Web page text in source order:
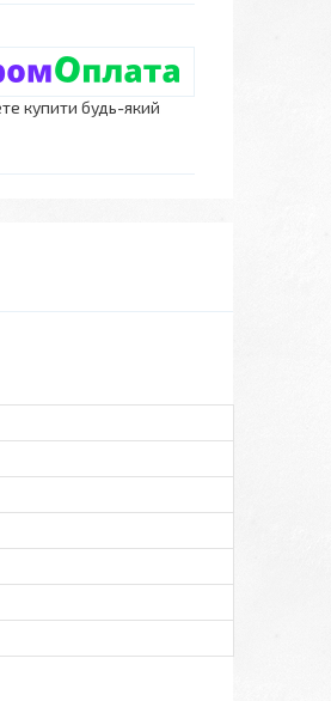
купити будь-який